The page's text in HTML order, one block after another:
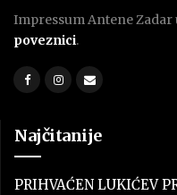
Impressum Antene
poveznici.
Najčitanije
PRIHVAĆEN LUKIĆEV